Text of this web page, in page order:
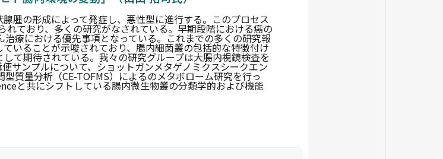
腫の形成によって発症し、悪性型に進行する。このプロセス
ており、多くの研究がなされている。早期段階における癌の
療における優先事項となっている。これまでの多くの研究報
いることが示唆されており、腸内細菌叢の包括的な特徴付け
て期待されている。我々の研究グループは大腸内視鏡検査を
サンプルについて、ショットガンメタゲノミクスシークエン
質量分析（CE-TOFMS）によるのメタボローム研究を行っ
と共にシフトしている腸内微生物叢の分類学的および機能